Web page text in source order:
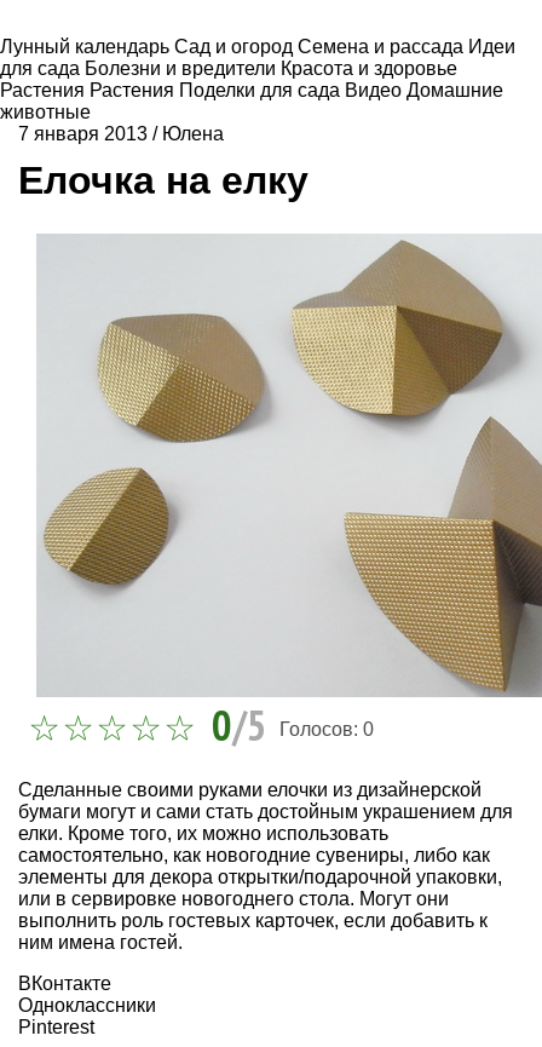
Лунный календарь Сад и огород Семена и рассада Идеи
для сада Болезни и вредители Красота и здоровье
Растения Растения Поделки для сада Видео Домашние
животные
7 января 2013 / Юлена
Елочка на елку
0/5 Голосов: 0
Сделанные своими руками елочки из дизайнерской
бумаги могут и сами стать достойным украшением для
елки. Кроме того, их можно использовать
самостоятельно, как новогодние сувениры, либо как
элементы для декора открытки/подарочной упаковки,
или в сервировке новогоднего стола. Могут они
выполнить роль гостевых карточек, если добавить к
ним имена гостей.
ВКонтакте
Одноклассники
Pinterest